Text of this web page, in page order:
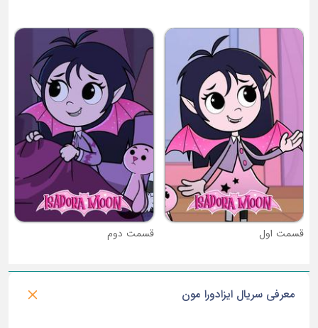
قسمت دوم قسمت سوم
معرفی سریال ایزادورا مون